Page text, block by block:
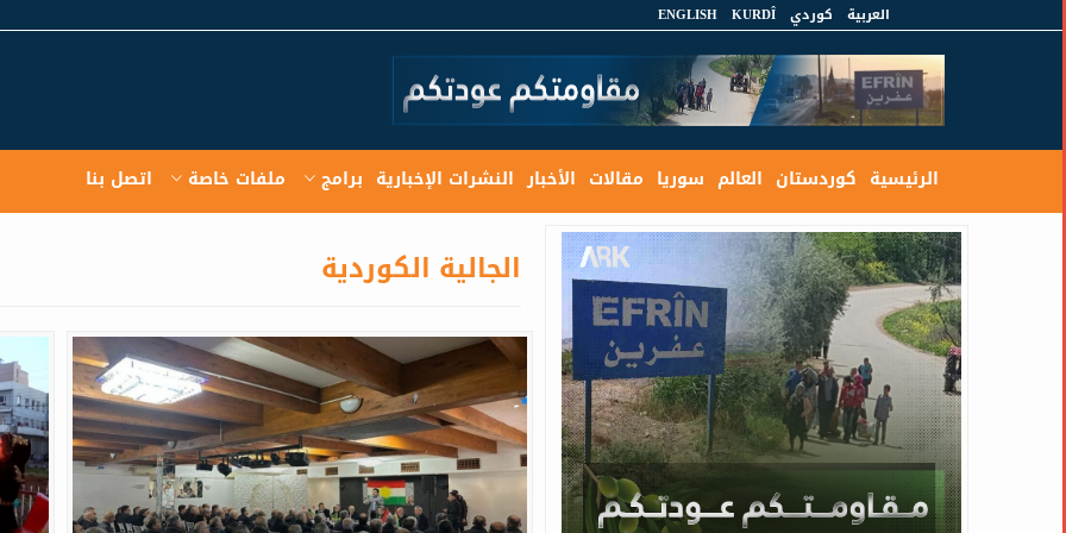
العربية كوردي KURDÎ
ENGLISH
الرئيسية كوردستان العالم سوريا مقالات الأخبار النشرات الإخبارية برامج ملفات خاصة اتصل بنا
الجالية الكوردية